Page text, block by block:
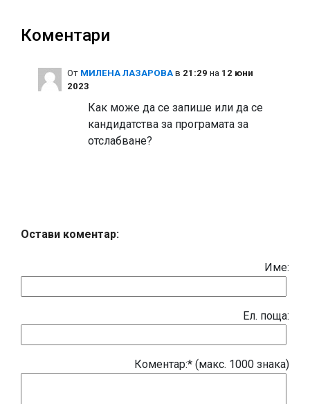
Коментари
Oт МИЛЕНА ЛАЗАРОВА в 21:29 на 12 юни
2023
Как може да се запише или да се
кандидатства за програмата за
отслабване?
Остави коментар:
Име:
Eл. поща:
Коментар:* (макс. 1000 знака)